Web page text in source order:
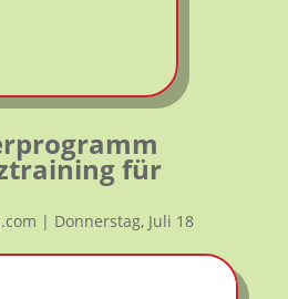
für
| Donnerstag, Juli 18